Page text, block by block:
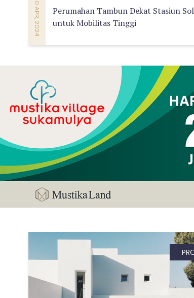
20 APR, 2024
Perumahan Tambun Dekat Stasiun
untuk Mobilitas Tinggi